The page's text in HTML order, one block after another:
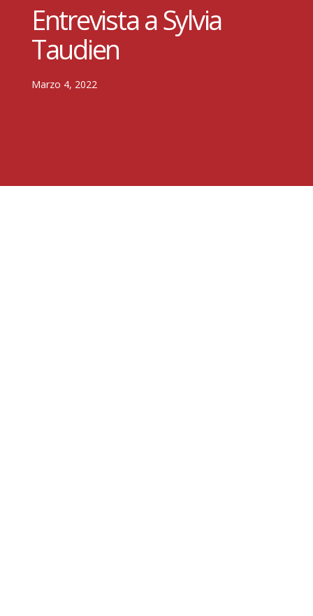
Entrevista a Sylvia
Taudien
Marzo 4, 2022